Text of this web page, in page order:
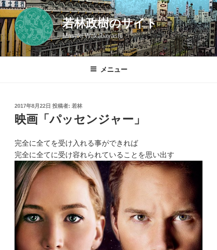
コ
ン
テ
ン
ツ
若林政樹のサイト
Masaki Wakabayashi
メニュー
投
稿
日:
2017年8月22日 投稿者: 若林
映画「パッセンジャー」
完全に全てを受け入れる事ができれば
完全に全てに受け容れられていることを思い出す